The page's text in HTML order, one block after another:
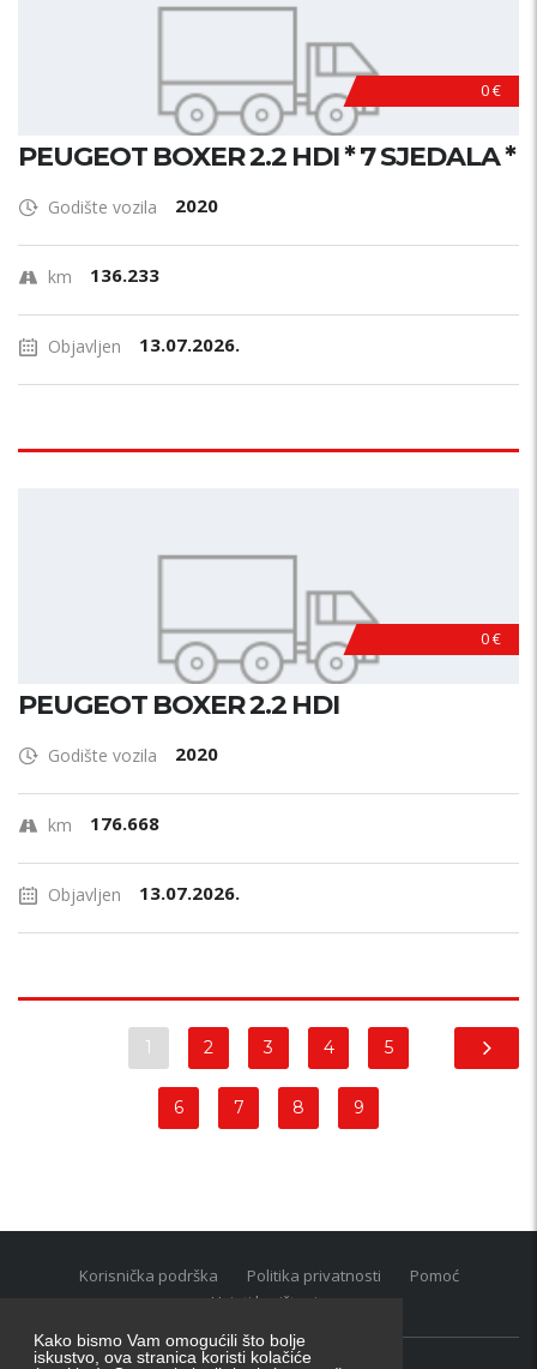
Kako bismo Vam omogućili što bolje
iskustvo, ova stranica koristi kolačiće
0 €
PEUGEOT BOXER 2.2 HDI * 7 SJEDALA *
Godište vozila 2020
km 136.233
Objavljen 13.07.2026.
0 €
PEUGEOT BOXER 2.2 HDI
Godište vozila 2020
km 176.668
Objavljen 13.07.2026.
1 2 3 4 5
6 7 8 9
Korisnička podrška Politika privatnosti
Pomoć
Uvjeti korištenja